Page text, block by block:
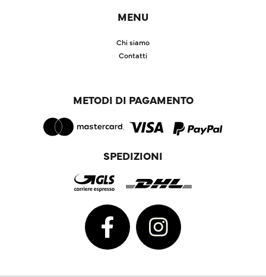
MENU
Chi siamo
Contatti
METODI DI PAGAMENTO
SPEDIZIONI